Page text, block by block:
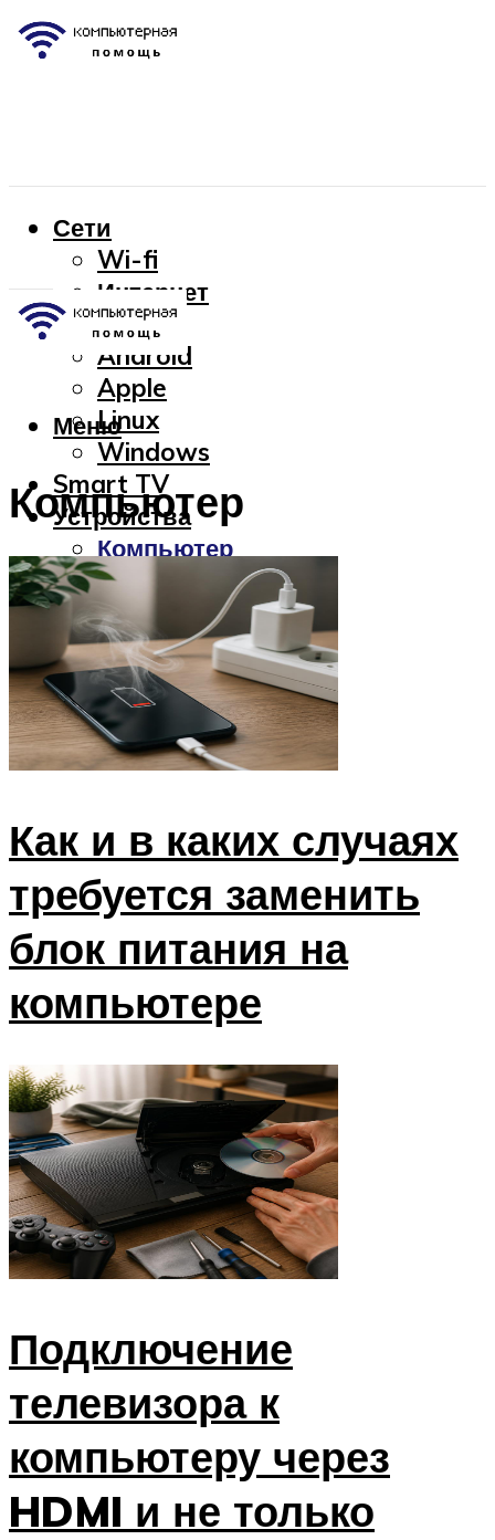
Сети
Wi-fi
Интернет
OC
Android
Apple
Linux
Windows
Smart TV
Устройства
Компьютер
Ноутбук
Смартфон
Модем
Роутер
Меню
Меню
Компьютер
Как и в каких случаях
требуется заменить
блок питания на
компьютере
Подключение
телевизора к
компьютеру через
HDMI и не только